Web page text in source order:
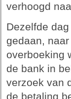
verhoogd
Dezelfde
gedaan,
overboeking
de bank in
verzoek van
de betaling